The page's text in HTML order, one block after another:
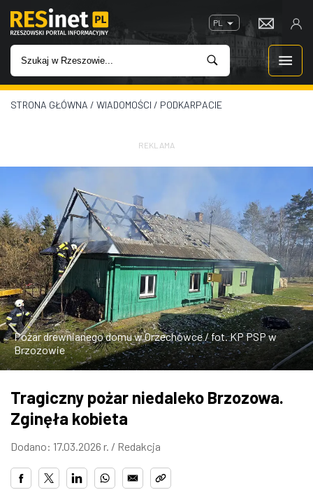
PL
WIADOMOŚCI
ROZRYWKA
W KINACH
GASTRONOMIA
ZDJĘCIA
W RZESZOWIE
STRONA GŁÓWNA / WIADOMOŚCI / PODKARPACIE
REKLAMA
Pożar drewnianego domu w Orzechówce / fot. KP PSP w
Brzozowie
Tragiczny pożar niedaleko Brzozowa.
Zginęła kobieta
Dodano: 17.03.2026 r. / Redakcja